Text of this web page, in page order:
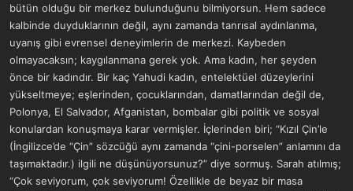
bütün olduğu bir merkez bulunduğunu bilmiyorsun. Hem sadece
kalbinde duyduklarının değil, aynı zamanda tanrısal aydınlanma,
uyanış gibi evrensel deneyimlerin de merkezi. Kaybeden
olmayacaksın; kaygılanmana gerek yok. Ama kadın, her şeyden
önce bir kadındır. Bir kaç Yahudi kadın, entelektüel düzeylerini
yükseltmeye; eşlerinden, çocuklarından, damatlarından değil de,
Polonya, El Salvador, Afganistan, bombalar gibi politik ve sosyal
konulardan konuşmaya karar vermişler. İçlerinden biri; “Kızıl Çin’le
(İngilizce’de “Çin” sözcüğü aynı zamanda “çini-porselen” anlamını da
taşımaktadır.) ilgili ne düşünüyorsunuz?” diye sormuş. Sarah atılmış;
“Çok seviyorum, çok seviyorum! Özellikle de beyaz bir masa